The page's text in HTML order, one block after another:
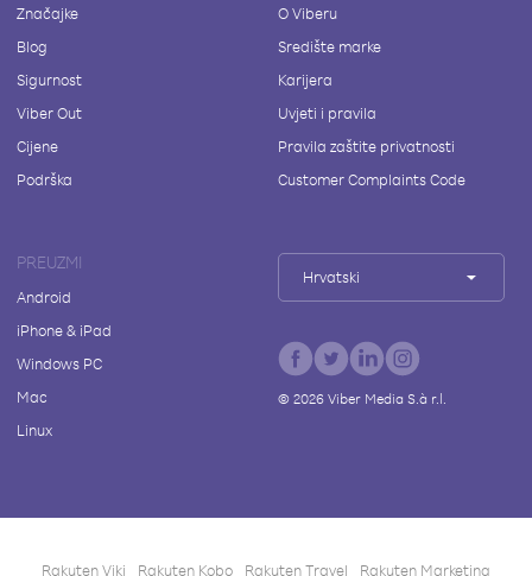
Značajke
Blog
Sigurnost
Viber Out
Cijene
Podrška
O Viberu
Središte marke
Karijera
Uvjeti i pravila
Pravila zaštite privatnosti
Customer Complaints Code
PREUZMI
Android
iPhone & iPad
Windows PC
Mac
Linux
Hrvatski
© 2026Viber Media S.à r.l.
Rakuten Viki Rakuten Kobo Rakuten Travel Rakuten Marketing